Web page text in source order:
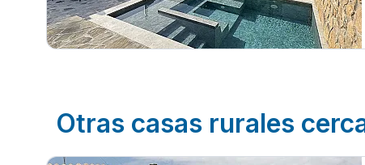
Otras casas rurales